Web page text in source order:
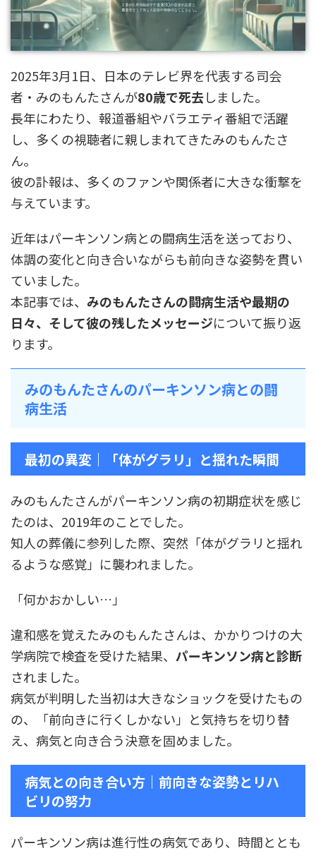
2025年3月1日、日本のテレビ界を代表する司会
者・みのもんたさんが80歳で死去しました。
長年にわたり、報道番組やバラエティ番組で活躍
し、多くの視聴者に親しまれてきたみのもんたさ
ん。
彼の訃報は、多くのファンや関係者に大きな衝撃を
与えています。
近年はパーキンソン病との闘病生活を送っており、
体調の変化と向き合いながらも前向きな姿勢を貫い
ていました。
本記事では、 みのもんたさんの闘病生活や最期の
日々、そして彼の残したメッセージについて振り返
ります。
みのもんたさんのパーキンソン病との闘
病生活
最初の異変｜「体がグラリ」と揺れた瞬間
みのもんたさんがパーキンソン病の初期症状を感じ
たのは、2019年のことでした。
知人の葬儀に参列した際、突然「体がグラリと揺れ
るような感覚」に襲われました。
「何かおかしい…」
違和感を覚えたみのもんたさんは、かかりつけの大
学病院で検査を受けた結果、 パーキンソン病と診断
されました。
病気が判明した当初は大きなショックを受けたもの
の、「前向きに行くしかない」と気持ちを切り替
え、病気と向き合う決意を固めました。
病気との向き合い方｜前向きな姿勢とリハ
ビリの努力
パーキンソン病は進行性の病気であり、時間ととも